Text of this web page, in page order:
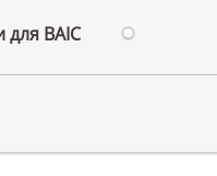
для BAIC